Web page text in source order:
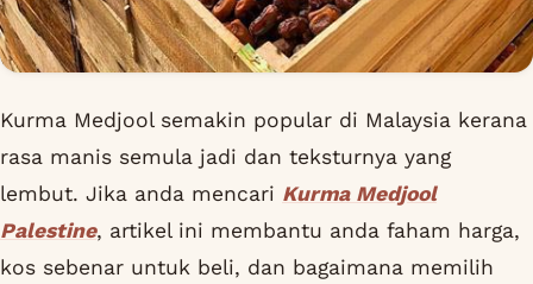
Kurma Medjool semakin popular di Malaysia kerana
rasa manis semula jadi dan teksturnya yang
lembut. Jika anda mencari Kurma Medjool
Palestine, artikel ini membantu anda faham harga,
kos sebenar untuk beli, dan bagaimana memilih